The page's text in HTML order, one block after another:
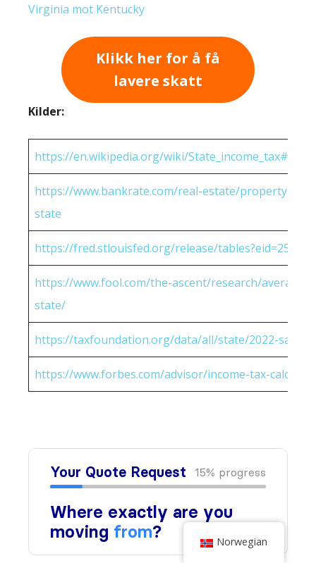
Virginia mot Kentucky
Klikk her for å få
lavere skatt
Kilder:
https://en.wikipedia.org/wiki/
https://www.bankrate.com/real-estate/property-
state
https://fred.stlouisfed.org/release/
https://www.fool.com/the-ascent/research/average-
state/
https://taxfoundation.org/data/all/state/2022-sales-
https://www.forbes.com/advisor/income-tax-
Norwegian